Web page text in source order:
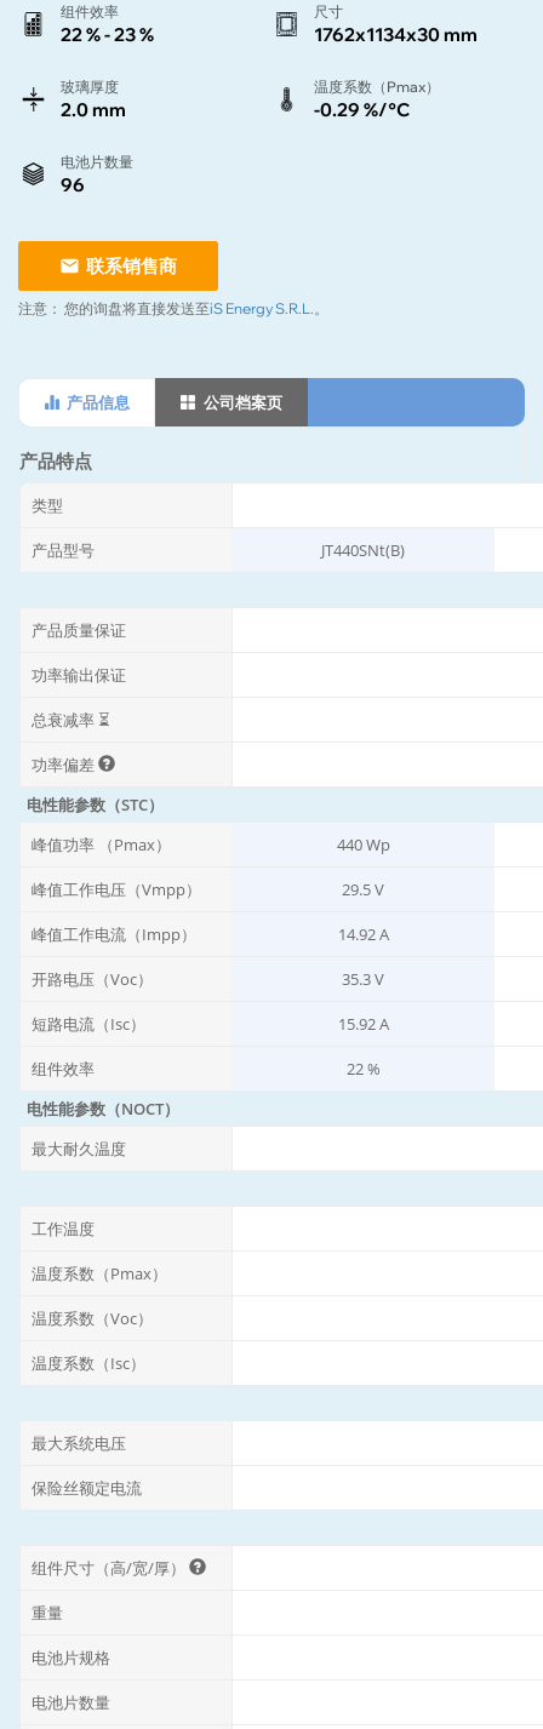
组件效率
22 % - 23 %
尺寸
1762x1134x30 mm
玻璃厚度
2.0 mm
温度系数（Pmax）
-0.29 %/°C
电池片数量
96
联系销售商
注意： 您的询盘将直接发送至iS Energy S.R.L. 。
产品信息 公司档案页
产品特点
类型
产品型号 JT440SNt(B)
产品质量保证
功率输出保证
总衰减率 ⏳
功率偏差
电性能参数（STC）
峰值功率 （Pmax）
440 Wp
峰值工作电压（Vmpp） 29.5 V
峰值工作电流（Impp） 14.92 A
开路电压（Voc） 35.3 V
短路电流（Isc） 15.92 A
组件效率
22 %
电性能参数（NOCT）
最大耐久温度
工作温度
温度系数（Pmax）
温度系数（Voc）
温度系数（Isc）
最大系统电压
保险丝额定电流
组件尺寸（高/宽/厚）
重量
电池片规格
电池片数量